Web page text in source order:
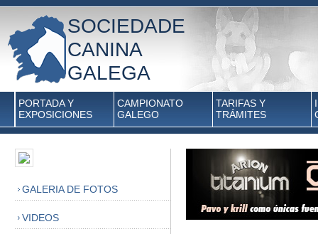
SOCIEDADE
CANINA
GALEGA
PORTADA Y
EXPOSICIONES
CAMPIONATO
GALEGO
TARIFAS Y
TRÁMITES
GALERIA DE FOTOS
VIDEOS